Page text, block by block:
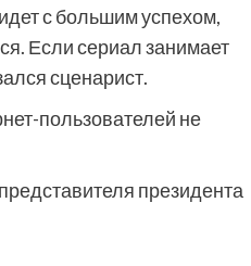
с большим успехом,
Если сериал занимает
сценарист.
пользователей не
президента